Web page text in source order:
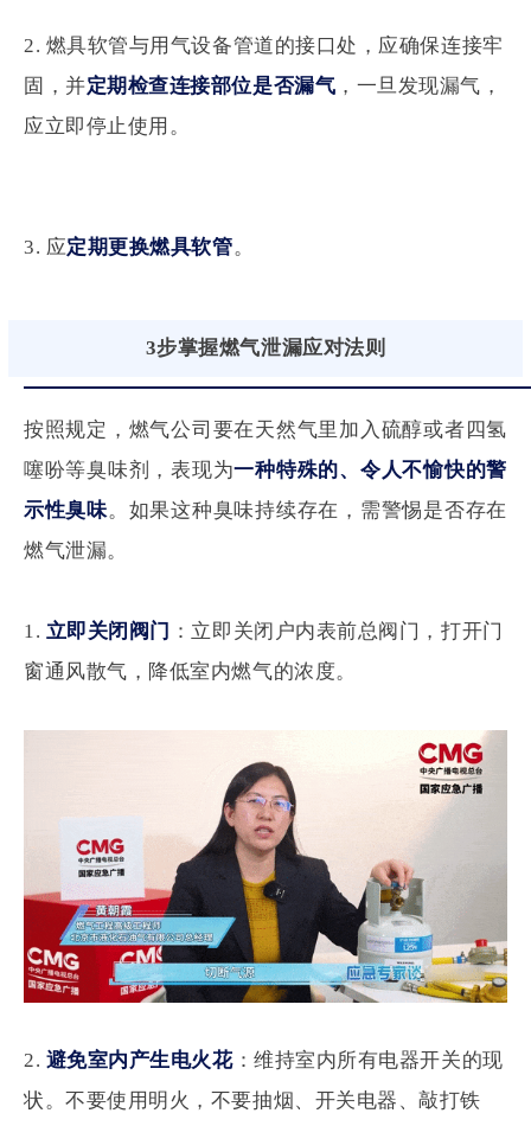
2. 燃具软管与用气设备管道的接口处，应确保连接牢
固，并定期检查连接部位是否漏气 ，一旦发现漏气，
应立即停止使用。
3. 应定期更换燃具软管。
3步掌握燃气泄漏应对法则
按照规定，燃气公司要在天然气里加入硫醇或者四氢
噻吩等臭味剂，表现为一种特殊的、令人不愉快的警
示性臭味。如果这种臭味持续存在，需警惕是否存在
燃气泄漏。
1. 立即关闭阀门 ： 立即关闭户内表前总阀门，打开门
窗通风散气，降低室内燃气的浓度。
2. 避免室内产生电火花：维持室内所有电器开关的现
状。不要使用明火，不要抽烟、开关电器、敲打铁